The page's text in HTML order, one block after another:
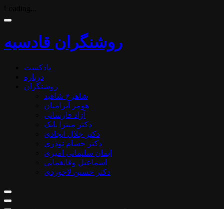
روشنگران قادسیه
پادکست
درباره
روشنگران
شاهرخ شاهید
هومر آبرامیان
آزاد فارسانی
دکتر میترا بابک
دکتر جلال ایجادی
دکتر حسام نوذری
ایمان سلیمانی امیری
اسماعیل وفایغمایی
دکتر حسین لاجوردی